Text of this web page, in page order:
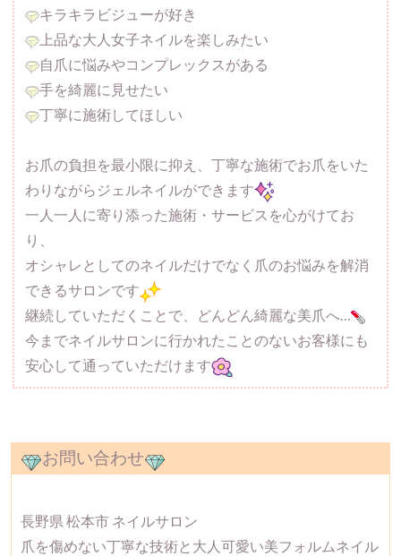
キラキラビジューが好き
上品な大人女子ネイルを楽しみたい
自爪に悩みやコンプレックスがある
手を綺麗に見せたい
丁寧に施術してほしい
お爪の負担を最小限に抑え、丁寧な施術でお爪をいた
わりながらジェルネイルができます
一人一人に寄り添った施術・サービスを心がけてお
り、
オシャレとしてのネイルだけでなく爪のお悩みを解消
できるサロンです
継続していただくことで、どんどん綺麗な美爪へ…
今までネイルサロンに行かれたことのないお客様にも
安心して通っていただけます
お問い合わせ
長野県 松本市 ネイルサロン
爪を傷めない丁寧な技術と大人可愛い美フォルムネイル